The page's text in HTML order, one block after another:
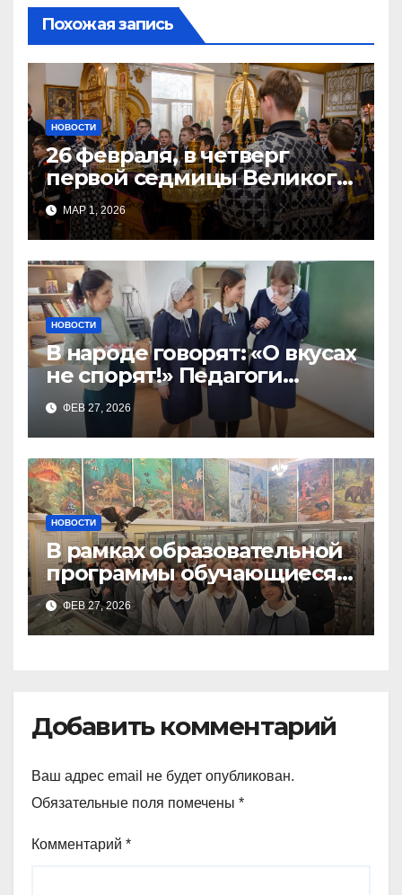
Похожая запись
НОВОСТИ
26 февраля, в четверг
первой седмицы Великого
Поста, в Свято-Никольском
храме состоялось Великое
МАР 1, 2026
НОВОСТИ
В народе говорят: «О вкусах
не спорят!» Педагоги
поварского отделения
Тимченко О.О.
ФЕВ 27, 2026
НОВОСТИ
В рамках образовательной
программы обучающиеся
9а,8,9б классов посетили
зоологический музей и
ФЕВ 27, 2026
Добавить комментарий
Ваш адрес email не будет опубликован.
Обязательные поля помечены *
Комментарий *